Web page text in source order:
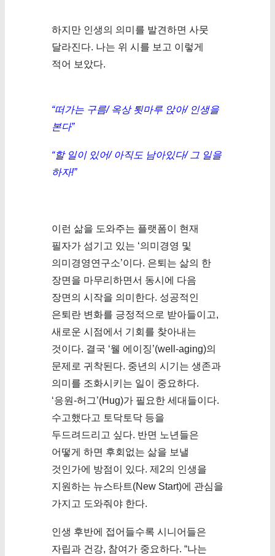
하지만 인생의 의미를 발견하면 사뭇
달라진다. 나는 위 시를 보고 이렇게
적어 보았다.
“떠가는 구름/ 옥상 툇마루 앉아/ 인생을
본다”
“할 일이 있어/ 아직도 남아있다/ 그 일을
하자!”
이런 삶을 도와주는 플랫폼이 현재
필자가 섬기고 있는 ‘의미경영 및
의미경영연구소’이다. 은퇴는 삶의 한
장면을 마무리하면서 동시에 다음
장면의 시작을 의미한다. 성공적인
은퇴란 변화를 긍정적으로 받아들이고,
새로운 시점에서 기회를 찾아내는
것이다. 결국 ‘웰 에이징’(well-aging)의
문제로 귀착된다. 중년의 시기는 생존과
의미를 조화시키는 일이 중요하다.
‘응원-허그’(Hug)가 필요한 세대들이다.
수고했다고 토닥토닥 등을
두드려드리고 싶다. 반면 노년들은
어떻게 하면 후회없는 삶을 보낼
것인가에 방점이 있다. 제2의 인생을
지원하는 뉴스타트(New Start)에 관심을
가지고 도와줘야 한다.
인생 후반에 접어들수록 시니어들은
자립과 건강, 참여가 중요하다. “나는